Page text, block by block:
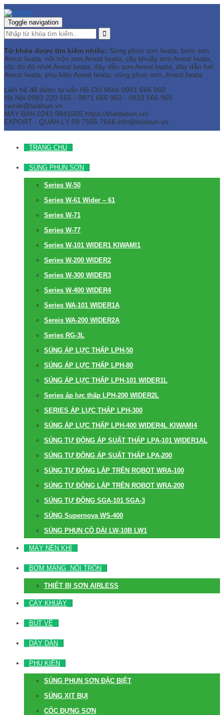
Toggle navigation
Từ khóa được tìm kiếm nhiều: Súng phun sơn Iwata, bơm sơn
Anest Iwata, nồi trộn sơn Anest Iwata, cây khuấy sơn Anest Iwata,
cốc đo độ nhớt Anest Iwata, dây dẫn sơn Anest Iwata, dây dẫn hơi
Anest Iwata, phụ kiện Anest Iwata, súng phun sơn, Anest Iwata
Liên hệ để được tư vấn Hồ Chí Minh 0981 666 960
Hà Nội 0983 220 555 - 0971 666 960 - 0933 666 960
camle@taishun.vn
MÁY BÀN 0243 9841505 https://thietbison.vn/
EXPORT - QUẢN LÝ 09 7555 7666 info@taishun.vn
TRANG CHỦ
SÚNG PHUN SƠN
Series W-50
Series W-61 Wider – 61
Series W-71
Series W-77
Series W-101 WIDER1 KIWAMI1
Series W-200 WIDER2
Series W-300 WIDER3
Series W-400 WIDER4
Series WA-101 WIDER1A
Sereis WA-200 WIDER2A
Series RG-3L
SÚNG ÁP LỰC THẤP LPH-50
SÚNG ÁP LỰC THẤP LPH-80
SÚNG ÁP LỰC THẤP LPH-101 WIDER1L
Series áp lực thấp LPH-200 WIDER2L
SERIES ÁP LỰC THẤP LPH-300
SÚNG ÁP LỰC THẤP LPH-400 WIDER4L KIWAMI4
SÚNG TỰ ĐỘNG ÁP SUẤT THẤP LPA-101 WIDER1AL
SÚNG TỰ ĐỘNG ÁP SUẤT THẤP LPA-200
SÚNG TỰ ĐỘNG LẮP TRÊN ROBOT WRA-100
SÚNG TỰ ĐỘNG LẮP TRÊN ROBOT WRA-200
SÚNG TỰ ĐỘNG SGA-101 SGA-3
SÚNG Supernova WS-400
SÚNG PHUN CỔ DÀI LW-10B LW1
MÁY NÉN KHÍ
BƠM MÀNG, NỒI TRỘN
THIẾT BỊ SƠN AIRLESS
CÂY KHUẤY
BÚT VẼ
DÂY DẪN
PHỤ KIỆN
SÚNG PHUN SƠN ĐẶC BIỆT
SÚNG XỊT BỤI
CỐC ĐỰNG SƠN